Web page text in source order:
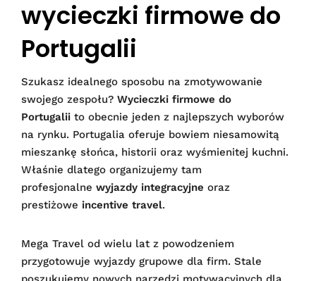
wycieczki firmowe do
Portugalii
Szukasz idealnego sposobu na zmotywowanie
swojego zespołu? Wycieczki firmowe do
Portugalii to obecnie jeden z najlepszych wyborów
na rynku. Portugalia oferuje bowiem niesamowitą
mieszankę słońca, historii oraz wyśmienitej kuchni.
Właśnie dlatego organizujemy tam
profesjonalne wyjazdy integracyjne oraz
prestiżowe incentive travel.
Mega Travel od wielu lat z powodzeniem
przygotowuje wyjazdy grupowe dla firm. Stale